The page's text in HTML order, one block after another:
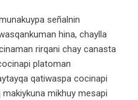
señalnin
hina, chaylla
rirqani chay canasta
platoman
qatiwaspa cocinapi
mikhuy mesapi